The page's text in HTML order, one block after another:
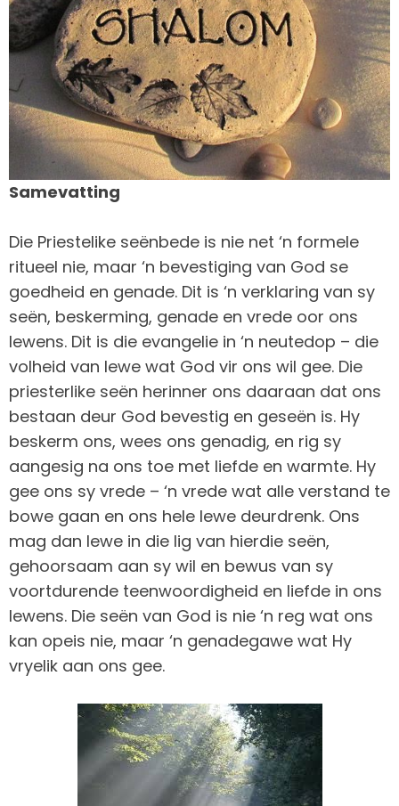
Samevatting
Die Priestelike seënbede is nie net ‘n formele
ritueel nie, maar ‘n bevestiging van God se
goedheid en genade. Dit is ‘n verklaring van sy
seën, beskerming, genade en vrede oor ons
lewens. Dit is die evangelie in ‘n neutedop – die
volheid van lewe wat God vir ons wil gee. Die
priesterlike seën herinner ons daaraan dat ons
bestaan deur God bevestig en geseën is. Hy
beskerm ons, wees ons genadig, en rig sy
aangesig na ons toe met liefde en warmte. Hy
gee ons sy vrede – ‘n vrede wat alle verstand te
bowe gaan en ons hele lewe deurdrenk. Ons
mag dan lewe in die lig van hierdie seën,
gehoorsaam aan sy wil en bewus van sy
voortdurende teenwoordigheid en liefde in ons
lewens. Die seën van God is nie ‘n reg wat ons
kan opeis nie, maar ‘n genadegawe wat Hy
vryelik aan ons gee.